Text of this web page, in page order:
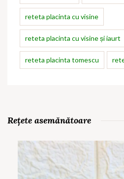
reteta placinta cu visine
reteta placinta cu visine și iaurt
reteta placinta tomescu
Rețete asemănătoare